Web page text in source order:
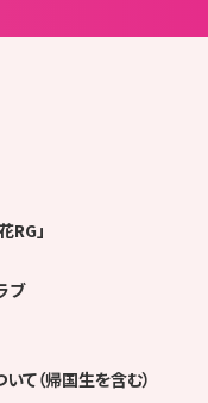
RG」
ブ
て（帰国生を含む）